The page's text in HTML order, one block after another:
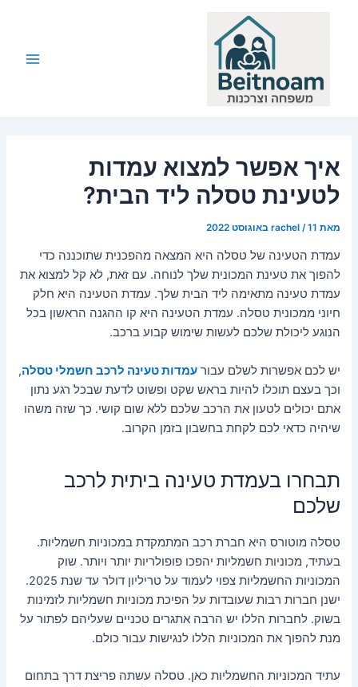
איך אפשר למצוא עמדות
לטעינת טסלה ליד הבית?
מאת rachel /11 באוגוסט 2022
עמדת הטעינה של טסלה היא המצאה מהפכנית שתוכננה כדי
להפוך את טעינת המכונית שלך לנוחה. עם זאת, לא קל למצוא את
עמדת טעינה מתאימה ליד הבית שלך. עמדת הטעינה היא חלק
חיוני ממכונית טסלה. עמדת הטעינה היא קו ההגנה הראשון בכל
הנוגע ליכולת שלכם לעשות שימוש קבוע ברכב.
יש לכם אפשרות לשלם עבורעמדות טעינה לרכב חשמלי טסלה,
וכך בעצם תוכלו להיות בראש שקט ופשוט לדעת שבכל רגע נתון
אתם יכולים לטעון את הרכב שלכם ללא שום קושי. כך שזה משהו
שיהיה כדאי לכם לקחת בחשבון בזמן הקרוב.
תבחרו בעמדת טעינה ביתית לרכב
שלכם
טסלה מוטורס היא חברת רכב המתמקדת במכוניות חשמליות.
בעתיד, מכוניות חשמליות יהפכו פופולריות יותר ויותר. שוק
המכוניות החשמליות צפוי לעמוד על טריליון דולר עד שנת 2025.
ישנן חברות רבות שעובדות על הפיכת מכוניות חשמליות לזמינות
בשוק. לחברות הללו יש הרבה אתגרים טכניים שעליהם לפתור על
מנת להפוך את המכוניות הללו לנגישות עבור כולם.
עתיד המכוניות החשמליות כאן. טסלה עשתה פריצת דרך בתחום